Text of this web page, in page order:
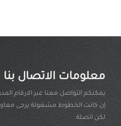
معلومات الاتصال بنا
يمكنكم التواصل معنا عبر الارقام
إن كانت الخطوط مشغولة يرجى
لكن اتصلة